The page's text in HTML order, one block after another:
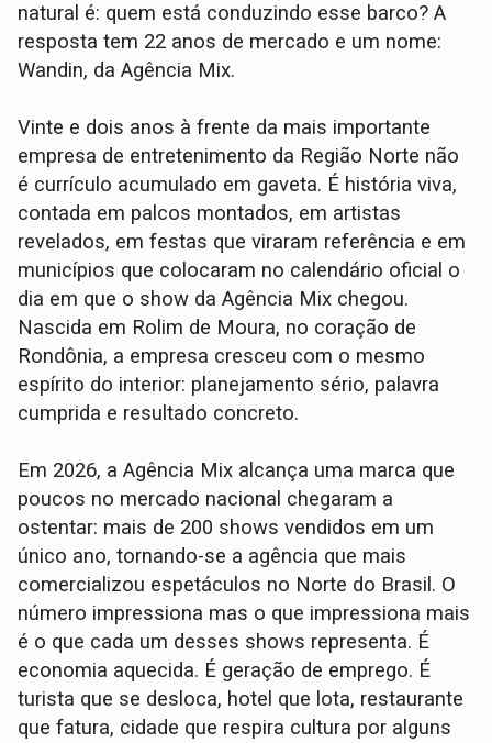
natural é: quem está conduzindo esse barco? A
resposta tem 22 anos de mercado e um nome:
Wandin, da Agência Mix.
Vinte e dois anos à frente da mais importante
empresa de entretenimento da Região Norte não
é currículo acumulado em gaveta. É história viva,
contada em palcos montados, em artistas
revelados, em festas que viraram referência e em
municípios que colocaram no calendário oficial o
dia em que o show da Agência Mix chegou.
Nascida em Rolim de Moura, no coração de
Rondônia, a empresa cresceu com o mesmo
espírito do interior: planejamento sério, palavra
cumprida e resultado concreto.
Em 2026, a Agência Mix alcança uma marca que
poucos no mercado nacional chegaram a
ostentar: mais de 200 shows vendidos em um
único ano, tornando-se a agência que mais
comercializou espetáculos no Norte do Brasil. O
número impressiona mas o que impressiona mais
é o que cada um desses shows representa. É
economia aquecida. É geração de emprego. É
turista que se desloca, hotel que lota, restaurante
que fatura, cidade que respira cultura por alguns